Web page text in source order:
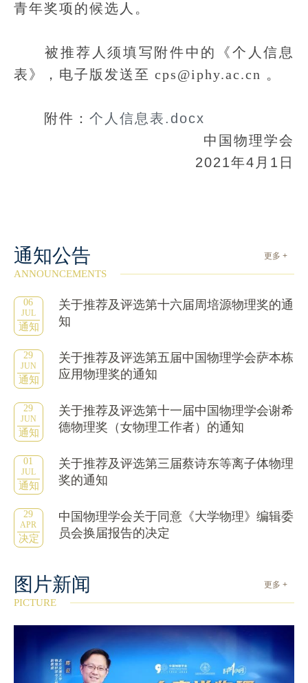
青年奖项的候选人。
被推荐人须填写附件中的《个人信息
表》，电子版发送至 cps@iphy.ac.cn 。
附件： 个人信息表.docx
中国物理学会
2021年4月1日
通知公告 更多 +
ANNOUNCEMENTS
06
JUL
通知
关于推荐及评选第十六届周培源物理奖的通
知
29
JUN
通知
关于推荐及评选第五届中国物理学会萨本栋
应用物理奖的通知
29
JUN
通知
关于推荐及评选第十一届中国物理学会谢希
德物理奖（女物理工作者）的通知
01
JUL
通知
关于推荐及评选第三届蔡诗东等离子体物理
奖的通知
29
APR
决定
中国物理学会关于同意《大学物理》编辑委
员会换届报告的决定
更多 +
图片新闻
PICTURE